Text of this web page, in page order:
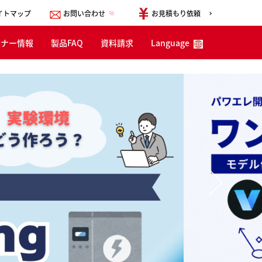
トマップ お問い合わせ お見積もり依頼
ー情報 製品FAQ 資料請求 Language
简体中文